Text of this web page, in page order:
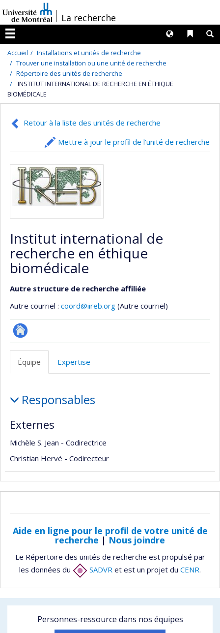
au
contenu
/La recherche
Menu
Liens
Langues
Accueil
Installations et unités de recherche
Trouver une installation ou une unité de recherche
Répertoire des unités de recherche
INSTITUT INTERNATIONAL DE RECHERCHE EN ÉTHIQUE
BIOMÉDICALE
Retour à la liste des unités de recherche
Mettre à jour le profil de l’unité de recherche
Institut international de
recherche en éthique
biomédicale
Autre structure de recherche affiliée
Autre courriel : coord@iireb.org (Autre courriel)
Autre
site
web
Équipe Expertise
Responsables
Externes
Michèle S. Jean - Codirectrice
Christian Hervé - Codirecteur
Aide en ligne pour le profil de votre unité de
recherche | Nous joindre
Le Répertoire des unités de recherche est propulsé par
les données du
SADVR et est un projet du CENR.
Personnes-ressource dans nos équipes